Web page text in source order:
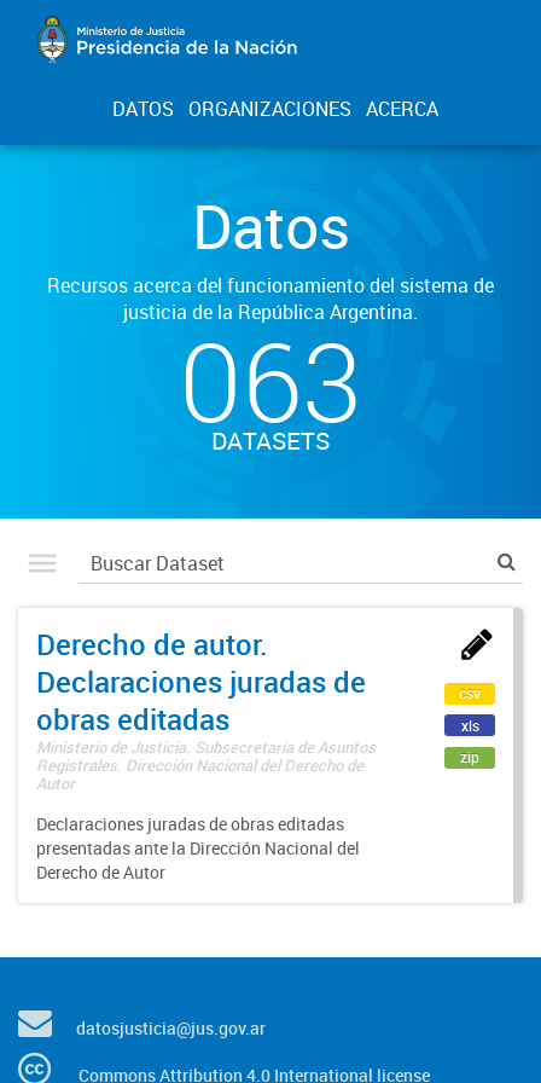
DATOS ORGANIZACIONES ACERCA
Datos
Recursos acerca del funcionamiento del sistema de
justicia de la República Argentina.
063
DATASETS
Derecho de autor.
Declaraciones juradas de
obras editadas
Ministerio de Justicia. Subsecretaría de Asuntos
Registrales. Dirección Nacional del Derecho de
Autor
Declaraciones juradas de obras editadas
presentadas ante la Dirección Nacional del
Derecho de Autor
csv
xls
zip
datosjusticia@jus.gov.ar
Commons Attribution 4.0 International license